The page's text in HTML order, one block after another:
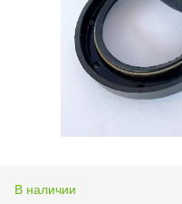
В наличии